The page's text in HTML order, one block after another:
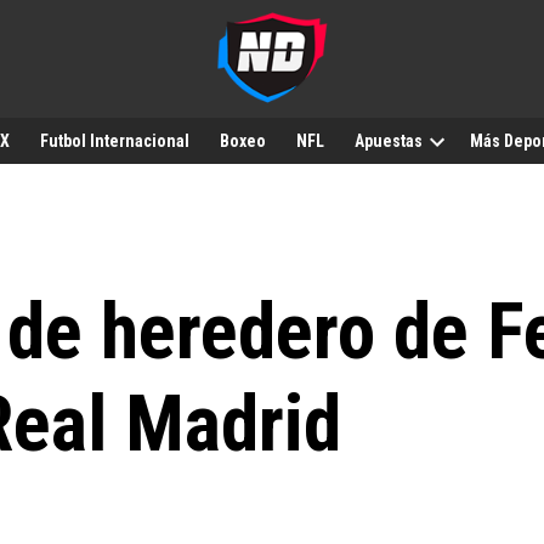
Futbol Internacional Boxeo NFL Apuestas Más
heredero de
Madrid